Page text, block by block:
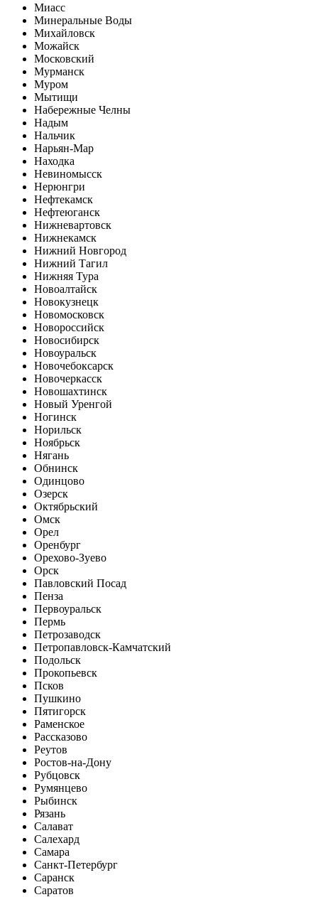
Миасс
Минеральные Воды
Михайловск
Можайск
Московский
Мурманск
Муром
Мытищи
Набережные Челны
Надым
Нальчик
Нарьян-Мар
Находка
Невиномысск
Нерюнгри
Нефтекамск
Нефтеюганск
Нижневартовск
Нижнекамск
Нижний Новгород
Нижний Тагил
Нижняя Тура
Новоалтайск
Новокузнецк
Новомосковск
Новороссийск
Новосибирск
Новоуральск
Новочебоксарск
Новочеркасск
Новошахтинск
Новый Уренгой
Ногинск
Норильск
Ноябрьск
Нягань
Обнинск
Одинцово
Озерск
Октябрьский
Омск
Орел
Оренбург
Орехово-Зуево
Орск
Павловский Посад
Пенза
Первоуральск
Пермь
Петрозаводск
Петропавловск-Камчатский
Подольск
Прокопьевск
Псков
Пушкино
Пятигорск
Раменское
Рассказово
Реутов
Ростов-на-Дону
Рубцовск
Румянцево
Рыбинск
Рязань
Салават
Салехард
Самара
Санкт-Петербург
Саранск
Саратов